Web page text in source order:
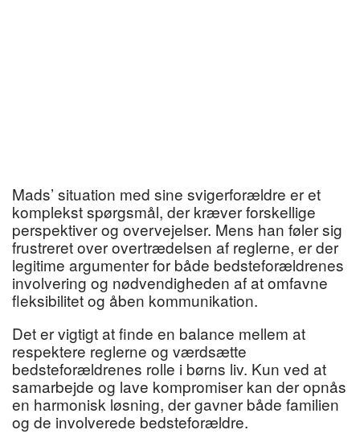
Mads’ situation med sine svigerforældre er et
komplekst spørgsmål, der kræver forskellige
perspektiver og overvejelser. Mens han føler sig
frustreret over overtrædelsen af reglerne, er der
legitime argumenter for både bedsteforældrenes
involvering og nødvendigheden af at omfavne
fleksibilitet og åben kommunikation.
Det er vigtigt at finde en balance mellem at
respektere reglerne og værdsætte
bedsteforældrenes rolle i børns liv. Kun ved at
samarbejde og lave kompromiser kan der opnås
en harmonisk løsning, der gavner både familien
og de involverede bedsteforældre.